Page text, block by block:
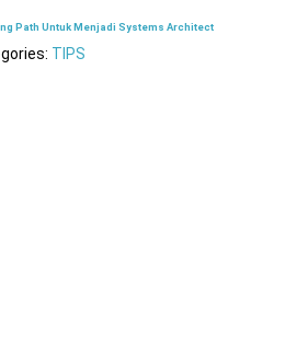
Path Untuk Menjadi Systems Architect
TIPS